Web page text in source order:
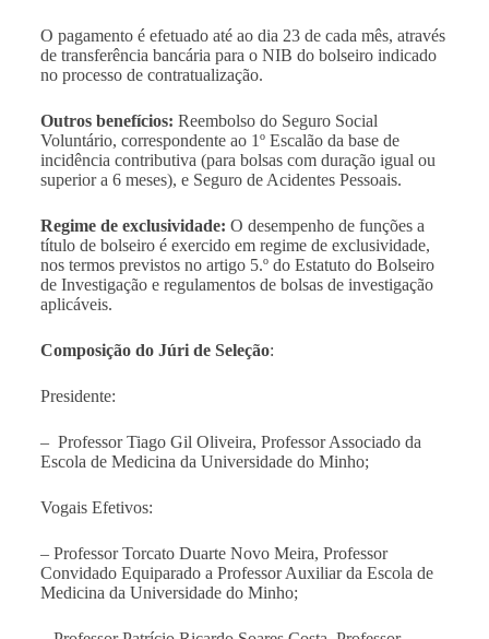
O pagamento é efetuado até ao dia 23 de cada mês, através
de transferência bancária para o NIB do bolseiro indicado
no processo de contratualização.
Outros benefícios: Reembolso do Seguro Social
Voluntário, correspondente ao 1º Escalão da base de
incidência contributiva (para bolsas com duração igual ou
superior a 6 meses), e Seguro de Acidentes Pessoais.
Regime de exclusividade: O desempenho de funções a
título de bolseiro é exercido em regime de exclusividade,
nos termos previstos no artigo 5.º do Estatuto do Bolseiro
de Investigação e regulamentos de bolsas de investigação
aplicáveis.
Composição do Júri de Seleção:
Presidente:
– Professor Tiago Gil Oliveira, Professor Associado da
Escola de Medicina da Universidade do Minho;
Vogais Efetivos:
– Professor Torcato Duarte Novo Meira, Professor
Convidado Equiparado a Professor Auxiliar da Escola de
Medicina da Universidade do Minho;